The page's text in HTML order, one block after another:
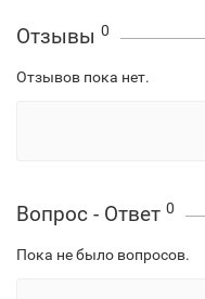
Отзывы 0
Отзывов пока нет.
Вопрос - Ответ 0
Пока не было вопросов.